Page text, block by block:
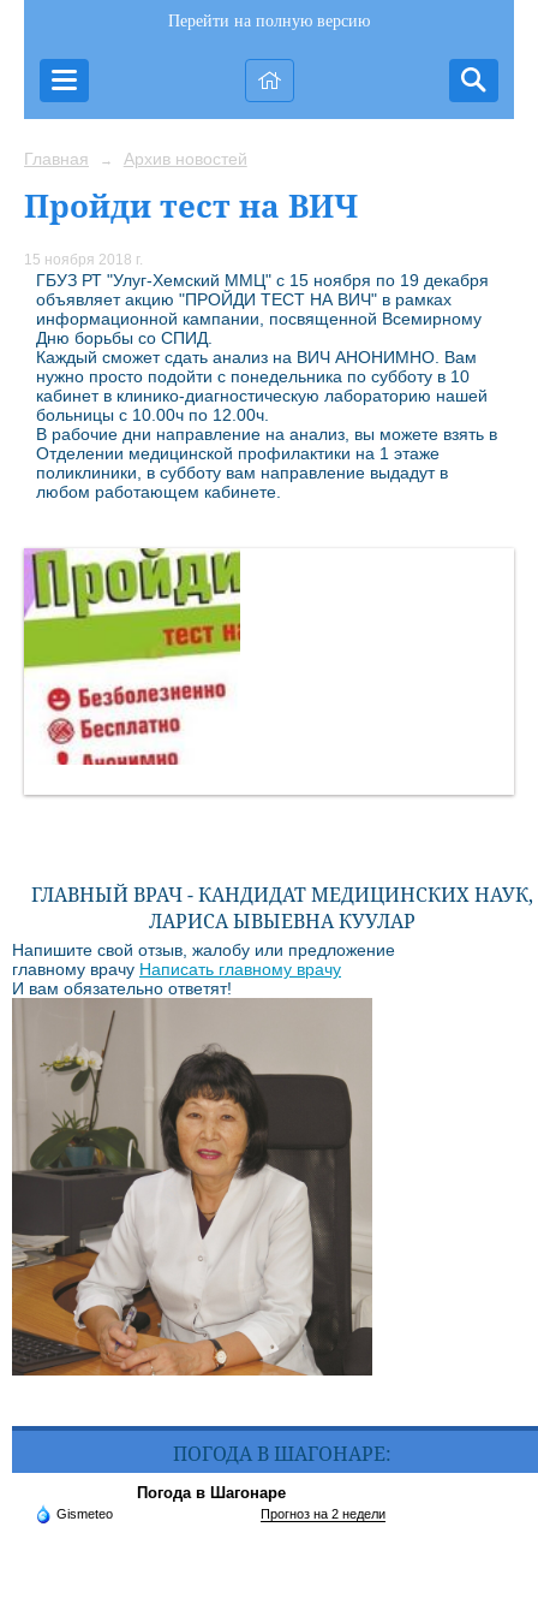
Перейти на полную версию
Главная → Архив новостей
Пройди тест на ВИЧ
15 ноября 2018 г.
ГБУЗ РТ "Улуг-Хемский ММЦ" с 15 ноября по 19 декабря
объявляет акцию "ПРОЙДИ ТЕСТ НА ВИЧ" в рамках
информационной кампании, посвященной Всемирному
Дню борьбы со СПИД.
Каждый сможет сдать анализ на ВИЧ АНОНИМНО. Вам
нужно просто подойти с понедельника по субботу в 10
кабинет в клинико-диагностическую лабораторию нашей
больницы с 10.00ч по 12.00ч.
В рабочие дни направление на анализ, вы можете взять в
Отделении медицинской профилактики на 1 этаже
поликлиники, в субботу вам направление выдадут в
любом работающем кабинете.
ГЛАВНЫЙ ВРАЧ - КАНДИДАТ МЕДИЦИНСКИХ НАУК,
ЛАРИСА ЫВЫЕВНА КУУЛАР
Напишите свой отзыв, жалобу или предложение
главному врачу Написать главному врачу
И вам обязательно ответят!
ПОГОДА В ШАГОНАРЕ:
Погода в Шагонаре
Gismeteo Прогноз на 2 недели